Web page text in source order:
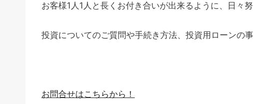
お客様1人1人と長くお付き合いが出来るように、日々努
投資についてのご質問や手続き方法、投資用ローンの
お問合せはこちらから！